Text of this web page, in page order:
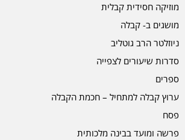
מוזיקה חסידית קבלית
מושגים ב- קבלה
ניוזלטר הרב גוטליב
סדרות שיעורים לצפייה
ספרים
ערוץ קבלה למתחיל – חכמת הקבלה
פסח
פרשה ומועד בבינה מלכותית